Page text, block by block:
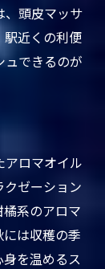
パを堪能
しの秘密
、頭皮マッサ
駅近くの利便
ュできるのが
アロマオイル
ゼーション
系のアロマ
は収穫の季
を温めるス